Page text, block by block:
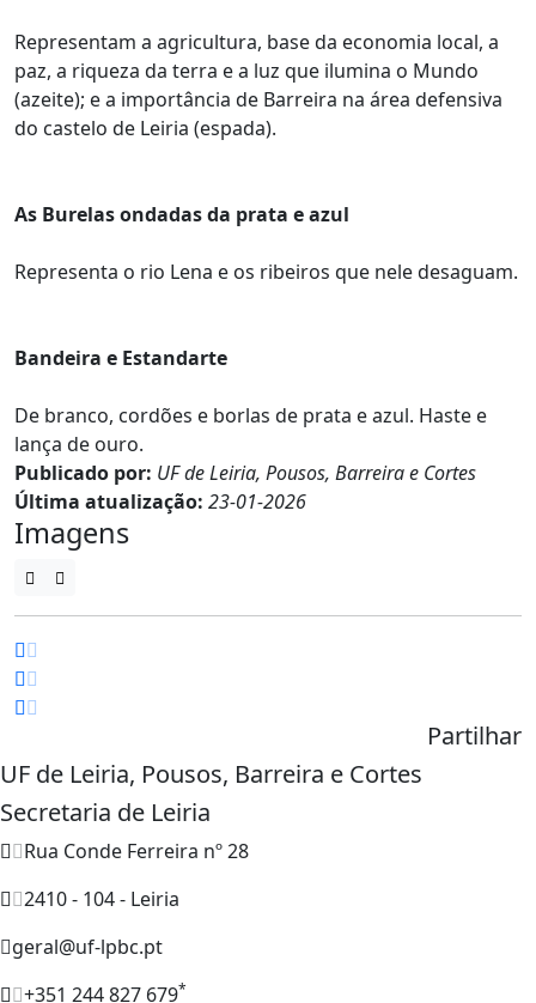
Representam a agricultura, base da economia local, a
paz, a riqueza da terra e a luz que ilumina o Mundo
(azeite); e a importância de Barreira na área defensiva
do castelo de Leiria (espada).
As Burelas ondadas da prata e azul
Representa o rio Lena e os ribeiros que nele desaguam.
Bandeira e Estandarte
De branco, cordões e borlas de prata e azul. Haste e
lança de ouro.
Publicado por: UF de Leiria, Pousos, Barreira e Cortes
Última atualização: 23-01-2026
Imagens
Partilhar
UF de Leiria, Pousos, Barreira e Cortes
Secretaria de Leiria
Rua Conde Ferreira nº 28
2410 - 104 - Leiria
geral@uf-lpbc.pt
+351 244 827 679*